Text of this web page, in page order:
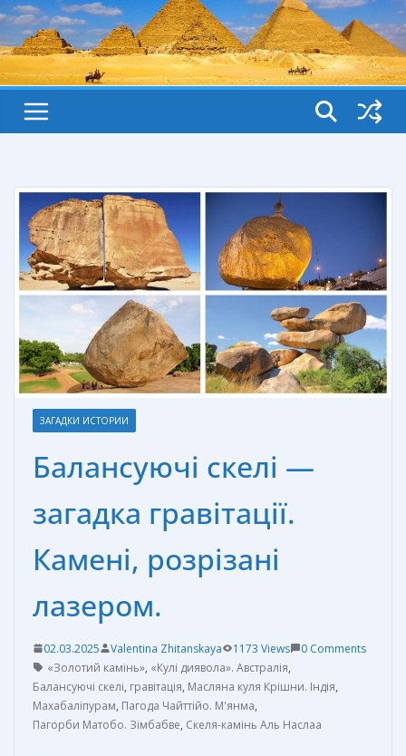
ЗАГАДКИ ИСТОРИИ
Балансуючі скелі —
загадка гравітації.
Камені, розрізані
лазером.
02.03.2025 Valentina Zhitanskaya 1173 Views
0 Comments
«Золотий камінь», «Кулі диявола». Австралія,
Балансуючі скелі, гравітація, Масляна куля Крішни. Індія,
Махабаліпурам, Пагода Чайттійо. М'янма,
Пагорби Матобо. Зімбабве, Скеля-камінь Аль Наслаа